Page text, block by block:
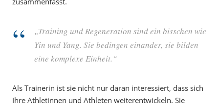
„Training und Regeneration sind ein bisschen wie
Yin und Yang. Sie bedingen einander, sie bilden
eine komplexe Einheit.“
Als Trainerin ist sie nicht nur daran interessiert, dass sich
Ihre Athletinnen und Athleten weiterentwickeln. Sie